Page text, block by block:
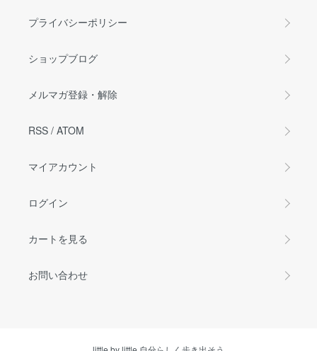
プライバシーポリシー
ショップブログ
メルマガ登録・解除
RSS / ATOM
マイアカウント
ログイン
カートを見る
お問い合わせ